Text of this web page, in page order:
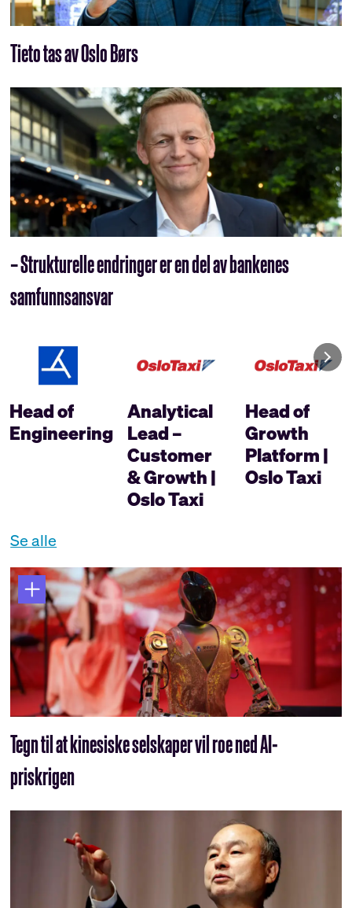
Tieto tas av Oslo Børs
– Strukturelle endringer er en del av bankenes
samfunnsansvar
Head of
Engineering
Analytical
Lead –
Customer
& Growth |
Oslo Taxi
Head of
Growth
Platform |
Oslo Taxi
Se alle
Tegn til at kinesiske selskaper vil roe ned AI-
priskrigen